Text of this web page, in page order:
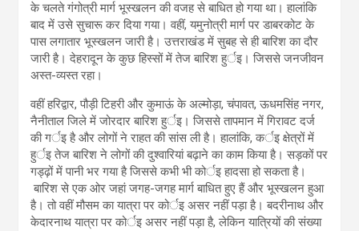
के चलते गंगोत्री मार्ग भूस्खलन की वजह से बाधित हो गया था। हालांकि
बाद में उसे सुचारू कर दिया गया। वहीं, यमुनोत्री मार्ग पर डाबरकोट के
पास लगातार भूस्खलन जारी है। उत्तराखंड में सुबह से ही बारिश का दौर
जारी है। देहरादून के कुछ हिस्सों में तेज बारिश हुर्इ। जिससे जनजीवन
अस्त-व्यस्त रहा।
वहीं हरिद्वार, पौड़ी टिहरी और कुमाऊं के अल्मोड़ा, चंपावत, ऊधमसिंह नगर,
नैनीताल जिले में जोरदार बारिश हुर्इ। जिससे तापमान में गिरावट दर्ज
की गर्इ है और लोगों ने राहत की सांस ली है। हालांकि, कर्इ क्षेत्रों में
हुर्इ तेज बारिश ने लोगों की दुश्वारियां बढ़ाने का काम किया है। सड़कों पर
गड्ढ़ों में पानी भर गया है जिससे कभी भी कोर्इ हादसा हो सकता है।
बारिश से एक ओर जहां जगह-जगह मार्ग बाधित हुए हैं और भूस्खलन हुआ
है। तो वहीं मौसम का यात्रा पर कोर्इ असर नहीं पड़ा है। बदरीनाथ और
केदारनाथ यात्रा पर कोर्इ असर नहीं पड़ा है, लेकिन यात्रियों की संख्या